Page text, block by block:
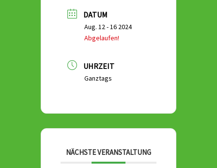
DATUM
Aug. 12 - 16 2024
Abgelaufen!
UHRZEIT
Ganztags
NÄCHSTE VERANSTALTUNG